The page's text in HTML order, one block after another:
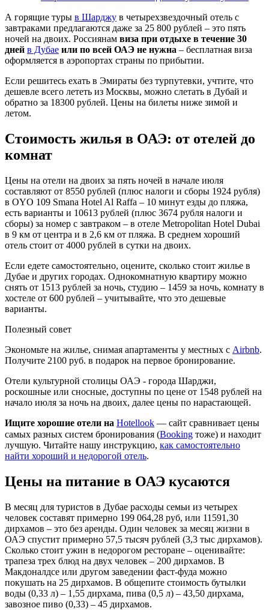
А горящие туры в Шарджу в четырехзвездочный отель с
завтраками предлагаются даже за 25 800 рублей – это пять
ночей на двоих. Россиянам виза при отдыхе в течение 30
дней в Дубае или по всей ОАЭ не нужна – бесплатная виза
оформляется в аэропортах страны по прибытии.
Если решитесь ехать в Эмираты без турпутевки, учтите, что
дешевле всего лететь из Москвы, можно слетать в Дубай и
обратно за 18300 рублей. Цены на билеты ниже зимой и
летом.
Стоимость жилья в ОАЭ: от отелей до
комнат
Цены на отели на двоих за пять ночей в начале июля
составляют от 8550 рублей (плюс налоги и сборы 1924 рубля)
в OYO 109 Smana Hotel Al Raffa – 10 минут езды до пляжа,
есть варианты и 10613 рублей (плюс 3674 рубля налоги и
сборы) за номер с завтраком – в отеле Metropolitan Hotel Dubai
в 9 км от центра и в 2,6 км от пляжа. В среднем хороший
отель стоит от 4000 рублей в сутки на двоих.
Если едете самостоятельно, оцените, сколько стоит жилье в
Дубае и других городах. Однокомнатную квартиру можно
снять от 1513 рублей за ночь, студию – 1459 за ночь, комнату в
хостеле от 600 рублей – учитывайте, что это дешевые
варианты.
Полезный совет
Экономьте на жилье, снимая апартаменты у местных с Airbnb.
Получите 2100 руб. в подарок на первое бронирование.
Отели культурной столицы ОАЭ - города Шарджи,
роскошные или сносные, доступны по цене от 1548 рублей на
начало июля за ночь на двоих, далее цены по нарастающей.
Ищите хорошие отели на Hotellook — сайт сравнивает цены
самых разных систем бронирования (Booking тоже) и находит
лучшую. Читайте нашу инструкцию, как самостоятельно
найти хороший и недорогой отель.
Цены на питание в ОАЭ кусаются
В месяц для туристов в Дубае расходы семьи из четырех
человек составят примерно 199 064,28 руб, или 11591,30
дирхамов – это без аренды. Один человек за месяц жизни в
ОАЭ спустит примерно 57,5 тысяч рублей (3,3 тыс дирхамов).
Сколько стоит ужин в недорогом ресторане – оценивайте:
трапеза трех блюд на двух человек – 200 дирхамов. В
Макдоналдсе или другом заведении фаст-фуда можно
покушать на 25 дирхамов. В общепите стоимость бутылки
воды (0,33 л) – 1,55 дирхама, пива (0,5 л) – 43,50 дирхама,
завозное пиво (0,33) – 45 дирхамов.